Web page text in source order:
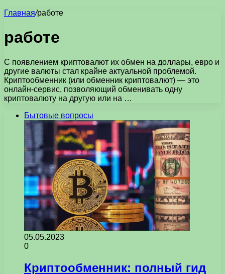
Главная/работе
работе
С появлением криптовалют их обмен на доллары, евро и
другие валюты стал крайне актуальной проблемой.
Криптообменник (или обменник криптовалют) — это
онлайн-сервис, позволяющий обменивать одну
криптовалюту на другую или на …
Бытовые вопросы
05.05.2023
0
Криптообменник: полный гид